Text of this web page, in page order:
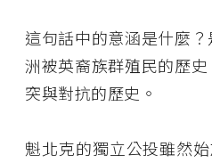
這句話中的意涵是什麼
洲被英裔族群殖民的歷
突與對抗的歷史。
魁北克的獨立公投雖然